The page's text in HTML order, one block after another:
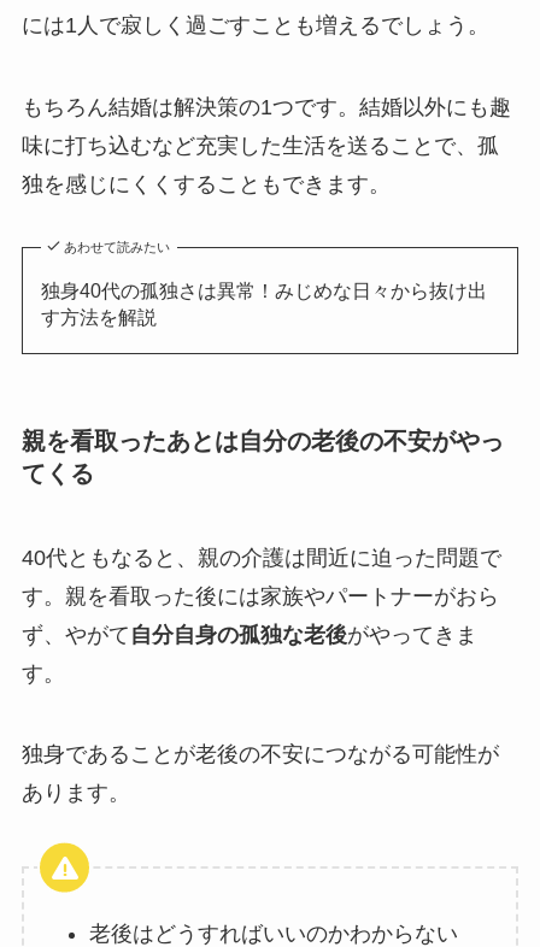
には1人で寂しく過ごすことも増えるでしょう。
もちろん結婚は解決策の1つです。結婚以外にも趣
味に打ち込むなど充実した生活を送ることで、孤
独を感じにくくすることもできます。
あわせて読みたい
独身40代の孤独さは異常！みじめな日々から抜け出
す方法を解説
親を看取ったあとは自分の老後の不安がやっ
てくる
40代ともなると、親の介護は間近に迫った問題で
す。親を看取った後には家族やパートナーがおら
ず、やがて 自分自身の孤独な老後がやってきま
す。
独身であることが老後の不安につながる可能性が
あります。
老後はどうすればいいのかわからない